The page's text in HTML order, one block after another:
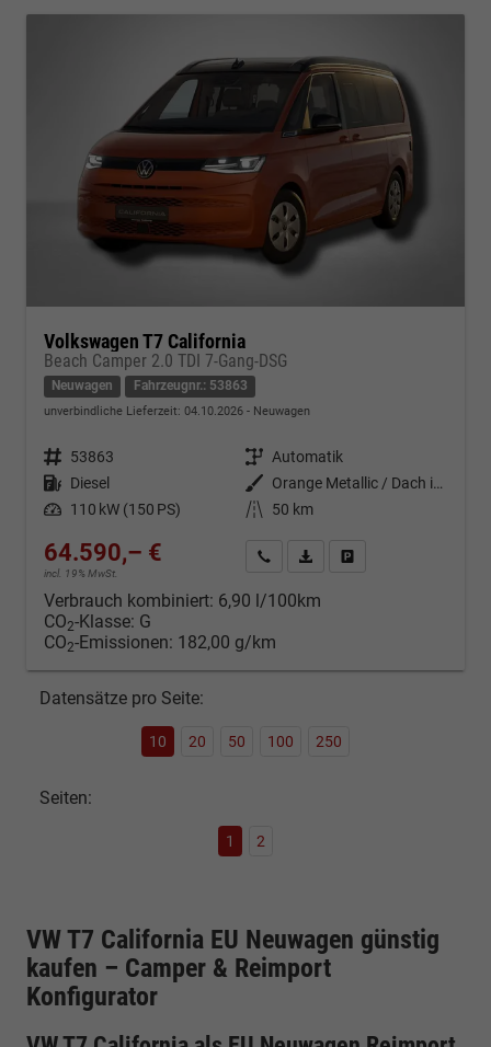
Volkswagen T7 California
Beach Camper 2.0 TDI 7-Gang-DSG
Neuwagen Fahrzeugnr.: 53863
unverbindliche Lieferzeit: 04.10.2026 Neuwagen
Fahrzeugnr. 53863 Getriebe Automatik
Kraftstoff Diesel Außenfarbe
Orange Metallic / Dach in Schwarz
Leistung 110 kW (150 PS) Kilometerstand 50 km
64.590,– €
incl. 19% MwSt.
Kontakt & Angebot anfordern
PDF-Datei, Fahrzeugexposé
Verbrauch kombiniert: 6,90 l/100km
CO2-Klasse: G
CO2-Emissionen: 182,00 g/km
Datensätze pro Seite:
10 20 50 100 250
Seiten:
1 2
VW T7 California EU Neuwagen günstig
kaufen – Camper & Reimport
Konfigurator